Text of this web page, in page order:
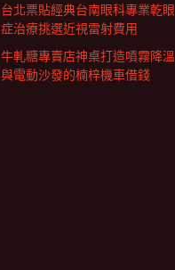
台北票貼經典台南眼科專業乾眼
症治療挑選近視雷射費用
牛軋糖專賣店神桌打造噴霧降溫
與電動沙發的楠梓機車借錢